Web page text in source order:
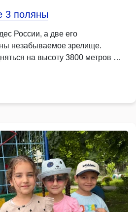
поляны
России, а две его
незабываемое зрелище.
на высоту 3800 метров …